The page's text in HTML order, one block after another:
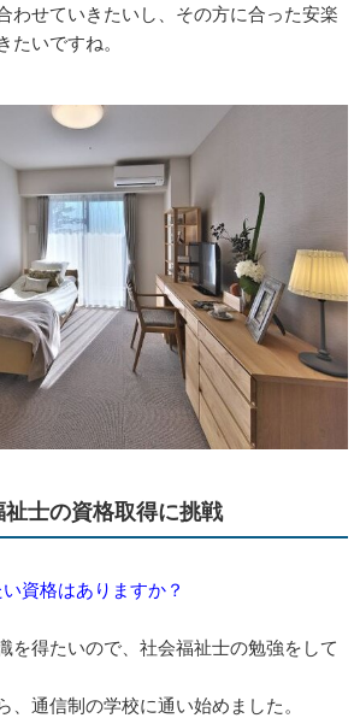
わせていきたいし、その方に合った安楽
いですね。
士の資格取得に挑戦
資格はありますか？
を得たいので、社会福祉士の勉強をして
、通信制の学校に通い始めました。